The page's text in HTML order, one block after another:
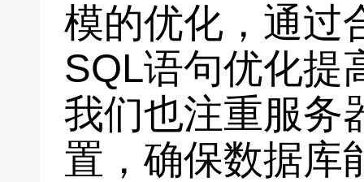
模的优化，通过
SQL语句优化提
我们也注重服务
置，确保数据库